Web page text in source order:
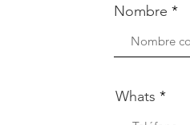
Nombre
Whats